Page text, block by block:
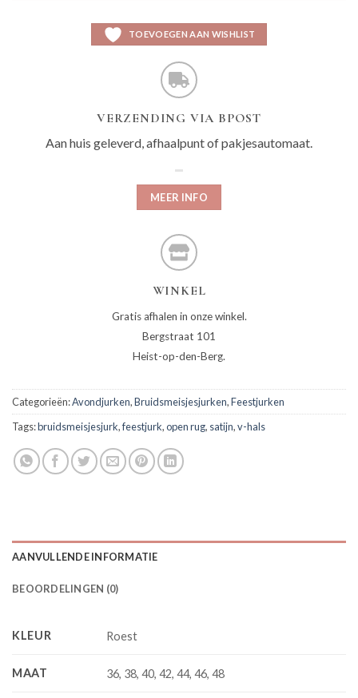
TOEVOEGEN AAN WISHLIST
VERZENDING VIA BPOST
Aan huis geleverd, afhaalpunt of pakjesautomaat.
MEER INFO
WINKEL
Gratis afhalen in onze winkel.
Bergstraat 101
Heist-op-den-Berg.
Categorieën:Avondjurken,Bruidsmeisjesjurken,Feestjurken
Tags:bruidsmeisjesjurk,feestjurk,open rug, satijn,v-hals
AANVULLENDE INFORMATIE
BEOORDELINGEN (0)
KLEUR Roest
MAAT 36, 38, 40, 42, 44, 46, 48